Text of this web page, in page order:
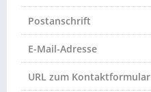
Postanschrift
E-Mail-Adresse
URL zum Kontaktformular